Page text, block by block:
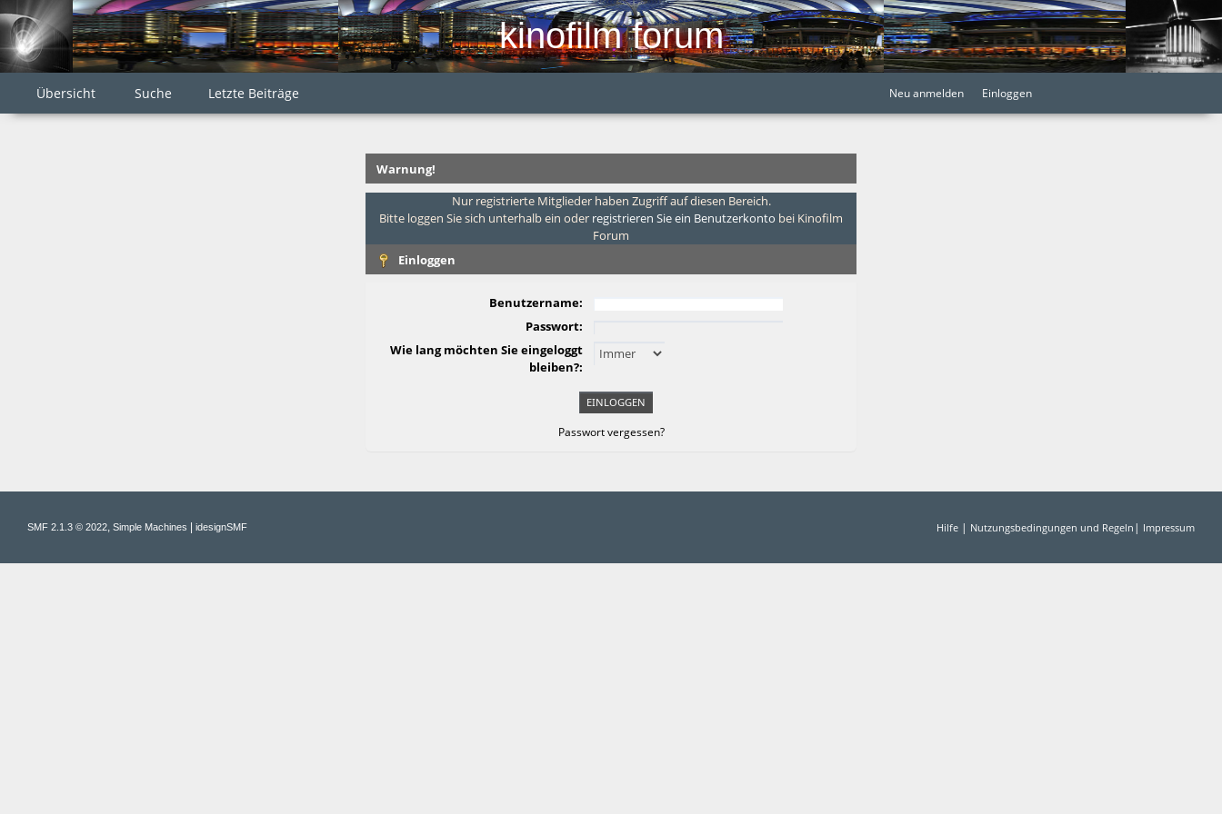
kinofilm forum
Übersicht Suche Letzte Beiträge Neu anmelden Einloggen
Warnung!
Nur registrierte Mitglieder haben Zugriff auf diesen Bereich.
Bitte loggen Sie sich unterhalb ein oder registrieren Sie ein Benutzerkonto bei Kinofilm
Forum
Einloggen
Benutzername:
Passwort:
Wie lang möchten Sie eingeloggt
bleiben?:
Passwort vergessen?
Hilfe | Nutzungsbedingungen und Regeln | Impressum
SMF 2.1.3 © 2022, Simple Machines | idesignSMF